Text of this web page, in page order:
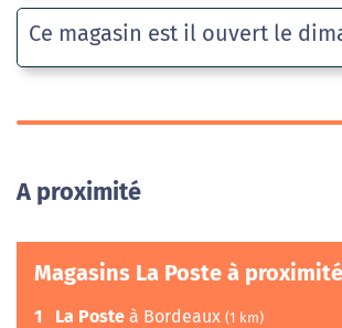
Ce magasin est il ouvert le
A proximité
Magasins La Poste à proximité
1 La Poste à Bordeaux (1 km)